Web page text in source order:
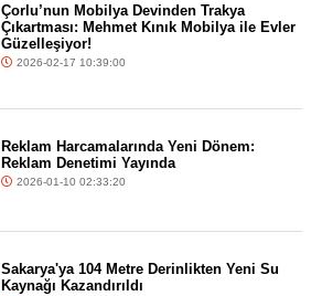
Çorlu’nun Mobilya Devinden Trakya
Çıkartması: Mehmet Kınık Mobilya ile Evler
Güzelleşiyor!
2026-02-17 10:39:00
Reklam Harcamalarında Yeni Dönem:
Reklam Denetimi Yayında
2026-01-10 02:33:20
Sakarya'ya 104 Metre Derinlikten Yeni Su
Kaynağı Kazandırıldı